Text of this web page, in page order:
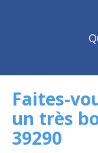
Faites-
un très
39290